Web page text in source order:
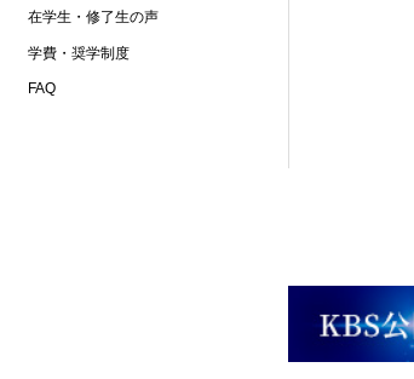
在学生・修了生の声
学費・奨学制度
FAQ